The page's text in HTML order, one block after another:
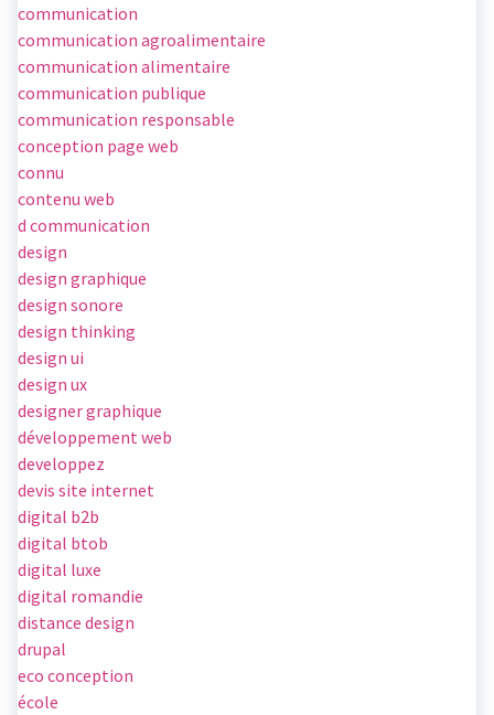
communication
communication agroalimentaire
communication alimentaire
communication publique
communication responsable
conception page web
connu
contenu web
d communication
design
design graphique
design sonore
design thinking
design ui
design ux
designer graphique
développement web
developpez
devis site internet
digital b2b
digital btob
digital luxe
digital romandie
distance design
drupal
eco conception
école